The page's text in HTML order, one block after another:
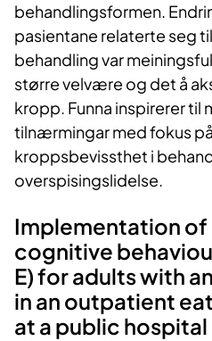
behandlingsformen.
pasientane relaterte seg
behandling var
større velvære og det å
kropp. Funna inspirerer til
tilnærmingar med fokus
kroppsbevissthet i
overspisingslidelse.
Implementation of
cognitive
E) for adults with
in an outpatient
at a public hospital